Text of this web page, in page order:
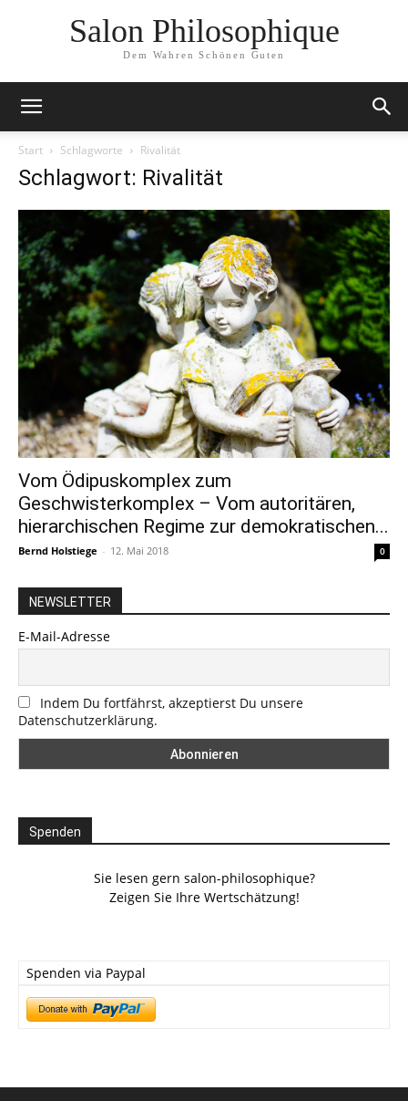
Salon Philosophique
Dem Wahren Schönen Guten
Start Schlagworte Rivalität
Schlagwort: Rivalität
Vom Ödipuskomplex zum
Geschwisterkomplex – Vom autoritären,
hierarchischen Regime zur demokratischen...
Bernd Holstiege - 12. Mai 2018 0
NEWSLETTER
E-Mail-Adresse
Indem Du fortfährst, akzeptierst Du unsere
Datenschutzerklärung.
Spenden
Sie lesen gern salon-philosophique?
Zeigen Sie Ihre Wertschätzung!
Spenden via Paypal